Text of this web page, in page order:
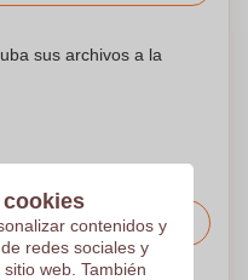
sus archivos a la
contenidos y
redes sociales y
web. También